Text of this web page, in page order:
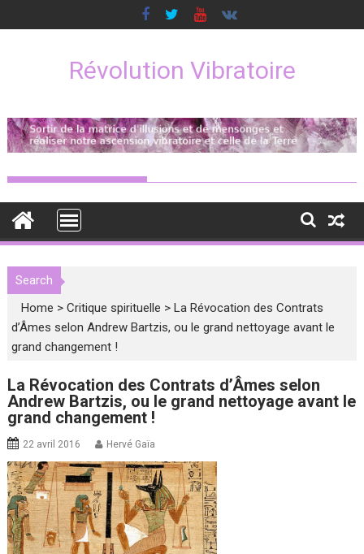
to
Révolution Vibratoire
Search
Home >Critique spirituelle >La Révocation des Contrats
d’Âmes selon Andrew Bartzis, ou le grand nettoyage avant le
grand changement !
La Révocation des Contrats d’Âmes selon
Andrew Bartzis, ou le grand nettoyage avant le
grand changement !
22 avril 2016 Hervé Gaïa